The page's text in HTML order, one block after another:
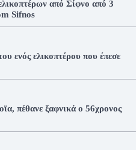
από Σίφνο από 3
Sifnos
ενός ελικοπτέρου που έπεσε
πέθανε ξαφνικά ο 56χρονος